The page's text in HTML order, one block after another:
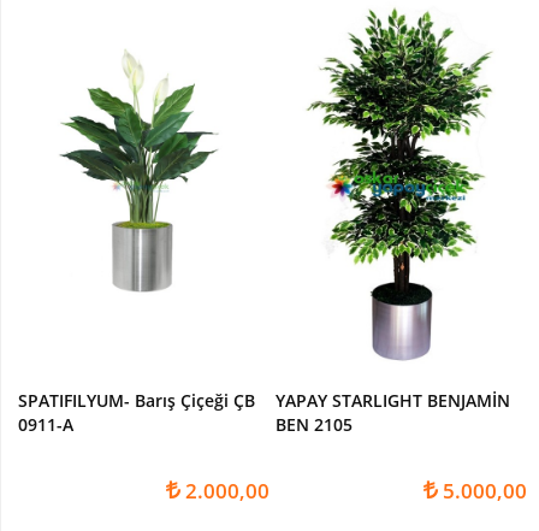
SPATIFILYUM- Barış Çiçeği ÇB
0911-A
2.000,00
YAPAY STARLIGHT BENJAMİN
BEN 2105
5.000,00